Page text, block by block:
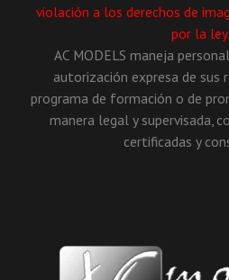
violación a los derechos de
por la
AC MODELS maneja
autorización expresa de sus
programa de formación o de
manera legal y supervisada,
certificadas y